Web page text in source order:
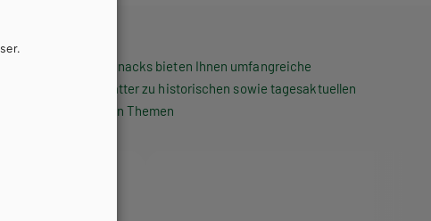
Die HPT Snacks bieten Ihnen umfangreiche
Arbeitsblätter zu historischen sowie tagesaktuellen
politischen Themen